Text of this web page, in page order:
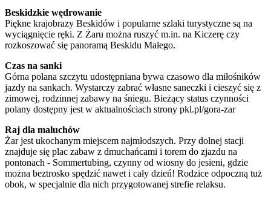
Beskidzkie wędrowanie
Piękne krajobrazy Beskidów i popularne szlaki turystyczne są na
wyciągnięcie ręki. Z Żaru można ruszyć m.in. na Kiczerę czy
rozkoszować się panoramą Beskidu Małego.
Czas na sanki
Górna polana szczytu udostępniana bywa czasowo dla miłośników
jazdy na sankach. Wystarczy zabrać własne saneczki i cieszyć się z
zimowej, rodzinnej zabawy na śniegu. Bieżący status czynności
polany dostępny jest w aktualnościach strony pkl.pl/gora-zar
Raj dla maluchów
Żar jest ukochanym miejscem najmłodszych. Przy dolnej stacji
znajduje się plac zabaw z dmuchańcami i torem do zjazdu na
pontonach - Sommertubing, czynny od wiosny do jesieni, gdzie
można beztrosko spędzić nawet i cały dzień! Rodzice odpoczną tuż
obok, w specjalnie dla nich przygotowanej strefie relaksu.